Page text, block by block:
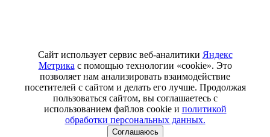
Сайт использует сервис веб-аналитики Яндекс
Метрика с помощью технологии «cookie». Это
позволяет нам анализировать взаимодействие
посетителей с сайтом и делать его лучше. Продолжая
пользоваться сайтом, вы соглашаетесь с
использованием файлов cookie и политикой
обработки персональных данных.
Соглашаюсь